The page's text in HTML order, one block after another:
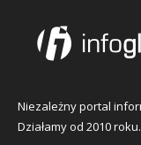
Niezależny portal
Działamy od 2010 roku.